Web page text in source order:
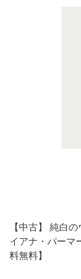
【中古】 純白
イアナ・パーマ
料無料】